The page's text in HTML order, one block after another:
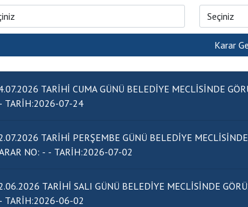
TARİHİ CUMA GÜNÜ BELEDİYE MECLİSİNDE
- - TARİH:2026-07-24
TARİHİ PERŞEMBE GÜNÜ BELEDİYE
KARAR NO: - - TARİH:2026-07-02
TARİHİ SALI GÜNÜ BELEDİYE MECLİSİNDE GÖRÜŞÜLEN
- - TARİH:2026-06-02